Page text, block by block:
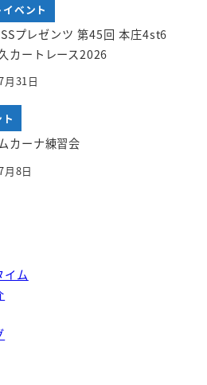
ベント
プレゼンツ 第45回 本庄4st6
カートレース2026
月31日
カーナ練習会
月8日
イム